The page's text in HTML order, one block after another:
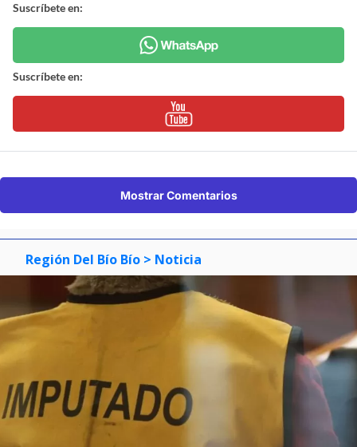
Suscríbete en:
Suscríbete en:
Mostrar Comentarios
Región Del Bío Bío > Noticia